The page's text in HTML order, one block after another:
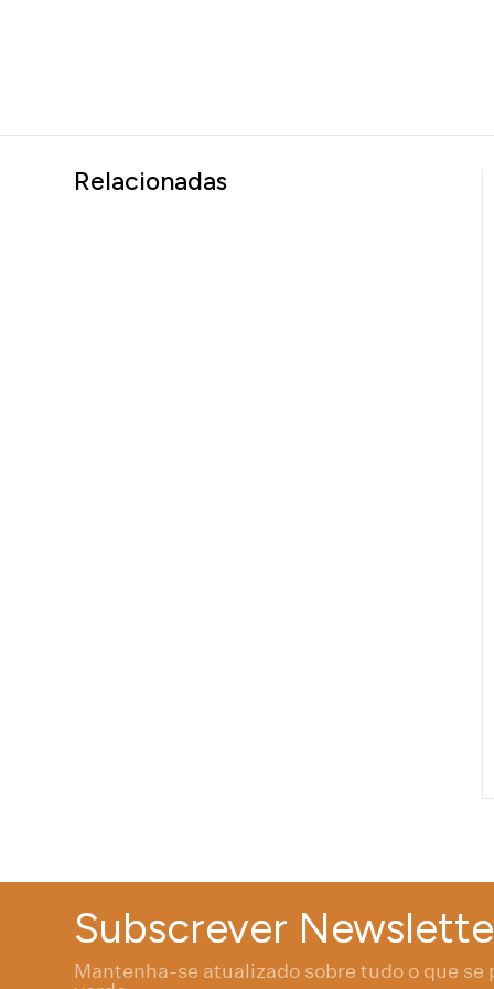
Relacionadas
Subscrever
Mantenha-se atualizado sobre tudo o que se